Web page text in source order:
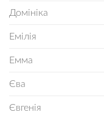
Домініка
Емілія
Емма
Єва
Євгенія